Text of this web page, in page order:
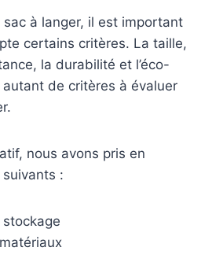
à langer, il est important
certains critères. La taille,
la durabilité et l’éco-
de critères à évaluer
nous avons pris en
: